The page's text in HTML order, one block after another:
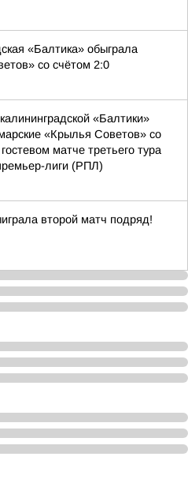
«Балтика» обыграла
со счётом 2:0
«Балтики»
«Крылья Советов» со
матче третьего тура
лиги (РПЛ)
второй матч подряд!